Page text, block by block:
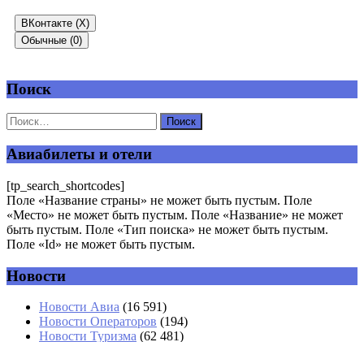
ВКонтакте (X)
Обычные (0)
Добавить комментарий
Ваш адрес email не будет опубликован.
Имя *
Email*
Поиск
Авиабилеты и отели
[tp_search_shortcodes]
Поле «Название страны» не может быть пустым. Поле
«Место» не может быть пустым. Поле «Название» не может
быть пустым. Поле «Тип поиска» не может быть пустым.
Поле «Id» не может быть пустым.
Новости
Новости Авиа (16 591)
Новости Операторов (194)
Новости Туризма (62 481)